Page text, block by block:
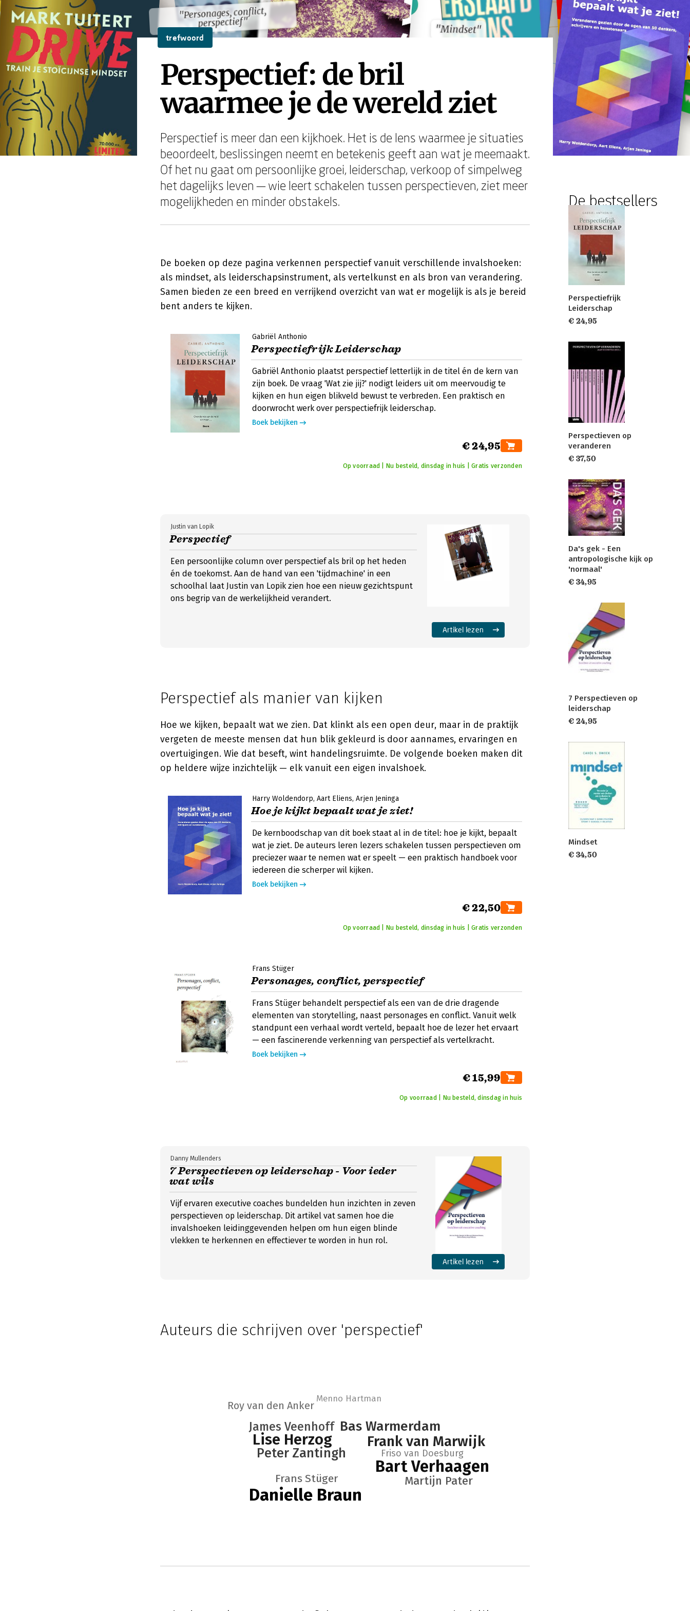
"Personages, conflict,
perspectief"
"Mindset"
"Personages, conflict,
perspectief"
"Mindset"
trefwoord
Perspectief: de bril
waarmee je de wereld ziet
Perspectief is meer dan een kijkhoek. Het is de lens waarmee je situaties
beoordeelt, beslissingen neemt en betekenis geeft aan wat je meemaakt.
Of het nu gaat om persoonlijke groei, leiderschap, verkoop of simpelweg
het dagelijks leven — wie leert schakelen tussen perspectieven, ziet meer
mogelijkheden en minder obstakels.
De boeken op deze pagina verkennen perspectief vanuit verschillende invalshoeken:
als mindset, als leiderschapsinstrument, als vertelkunst en als bron van verandering.
Samen bieden ze een breed en verrijkend overzicht van wat er mogelijk is als je bereid
bent anders te kijken.
Gabriël Anthonio
Perspectiefrijk Leiderschap
Gabriël Anthonio plaatst perspectief letterlijk in de titel én de kern van
zijn boek. De vraag 'Wat zie jij?' nodigt leiders uit om meervoudig te
kijken en hun eigen blikveld bewust te verbreden. Een praktisch en
doorwrocht werk over perspectiefrijk leiderschap.
Boek bekijken
€ 24,95
Op voorraad | Nu besteld, dinsdag in huis | Gratis verzonden
Perspectief
Justin van Lopik
Een persoonlijke column over perspectief als bril op het heden
én de toekomst. Aan de hand van een 'tijdmachine' in een
schoolhal laat Justin van Lopik zien hoe een nieuw gezichtspunt
ons begrip van de werkelijkheid verandert.
Artikel lezen
Perspectief als manier van kijken
Hoe we kijken, bepaalt wat we zien. Dat klinkt als een open deur, maar in de praktijk
vergeten de meeste mensen dat hun blik gekleurd is door aannames, ervaringen en
overtuigingen. Wie dat beseft, wint handelingsruimte. De volgende boeken maken dit
op heldere wijze inzichtelijk — elk vanuit een eigen invalshoek.
Harry Woldendorp Aart Eliens Arjen Jeninga
Hoe je kijkt bepaalt wat je ziet!
De kernboodschap van dit boek staat al in de titel: hoe je kijkt, bepaalt
wat je ziet. De auteurs leren lezers schakelen tussen perspectieven om
preciezer waar te nemen wat er speelt — een praktisch handboek voor
iedereen die scherper wil kijken.
Boek bekijken
€ 22,50
Op voorraad | Nu besteld, dinsdag in huis | Gratis verzonden
Frans Stüger
Personages, conflict, perspectief
Frans Stüger behandelt perspectief als een van de drie dragende
elementen van storytelling, naast personages en conflict. Vanuit welk
standpunt een verhaal wordt verteld, bepaalt hoe de lezer het ervaart
— een fascinerende verkenning van perspectief als vertelkracht.
Boek bekijken
€ 15,99
Op voorraad | Nu besteld, dinsdag in huis
7 Perspectieven op leiderschap - Voor ieder
wat wils
Danny Mullenders
Vijf ervaren executive coaches bundelden hun inzichten in zeven
perspectieven op leiderschap. Dit artikel vat samen hoe die
invalshoeken leidinggevenden helpen om hun eigen blinde
vlekken te herkennen en effectiever te worden in hun rol.
Artikel lezen
Auteurs die schrijven over 'perspectief'
Danielle Braun
Bart Verhaagen
Lise Herzog Frank van Marwijk
Bas Warmerdam
Peter Zantingh
James Veenhoff
Martijn Pater
Frans Stüger
Roy van den Anker
Friso van Doesburg
Menno Hartman
De bestsellers
Perspectiefrijk
Leiderschap
€ 24,95
Perspectieven op
veranderen
€ 37,50
Da's gek - Een
antropologische kijk op
'normaal'
€ 34,95
7 Perspectieven op
leiderschap
€ 24,95
Mindset
€ 34,50